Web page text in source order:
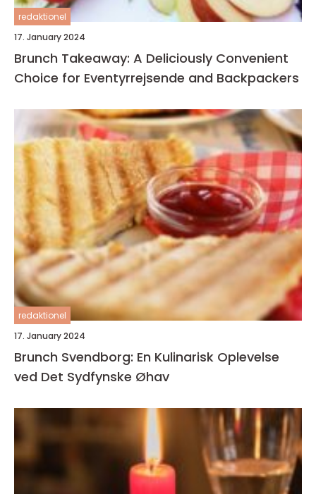
redaktionel
17. January 2024
Brunch Takeaway: A Deliciously Convenient
Choice for Eventyrrejsende and Backpackers
redaktionel
17. January 2024
Brunch Svendborg: En Kulinarisk Oplevelse
ved Det Sydfynske Øhav